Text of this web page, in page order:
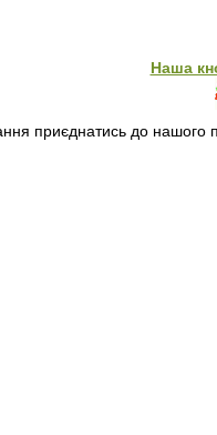
Наша
приєднатись до нашого